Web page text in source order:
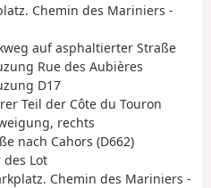
Chemin des Mariniers -
auf asphaltierter Straße
Rue des Aubières
D17
Teil der Côte du Touron
rechts
nach Cahors (D662)
des Lot
Chemin des Mariniers -